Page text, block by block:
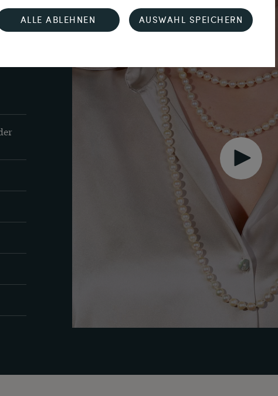
ALLE ABLEHNEN AUSWAHL SPEICHERN